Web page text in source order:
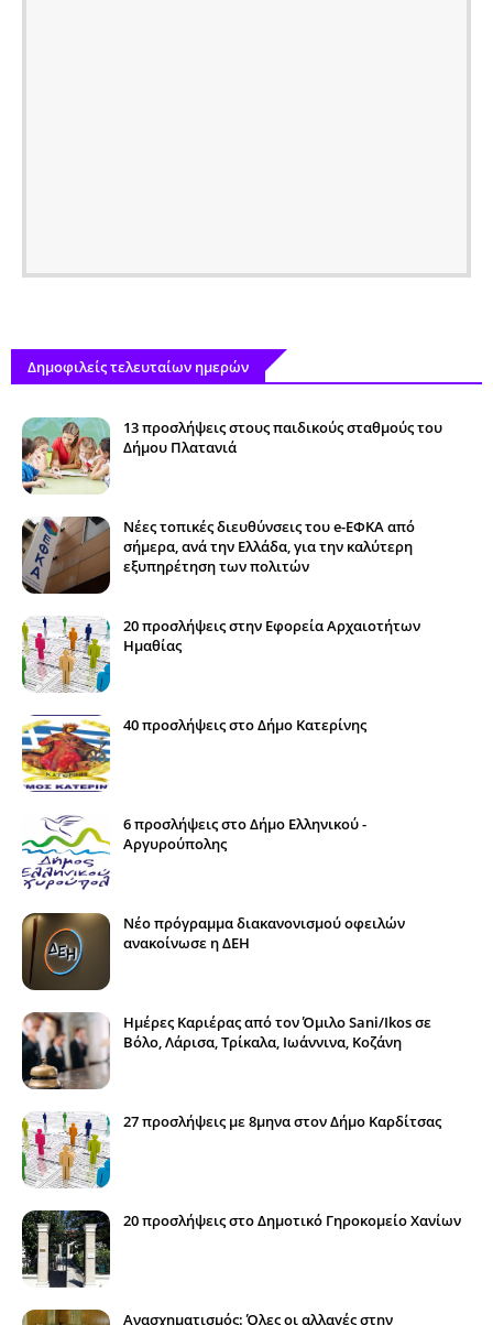
Δημοφιλείς τελευταίων ημερών
13 προσλήψεις στους παιδικούς σταθμούς του
Δήμου Πλατανιά
Νέες τοπικές διευθύνσεις του e-ΕΦΚΑ από
σήμερα, ανά την Ελλάδα, για την καλύτερη
εξυπηρέτηση των πολιτών
20 προσλήψεις στην Εφορεία Αρχαιοτήτων
Ημαθίας
40 προσλήψεις στο Δήμο Κατερίνης
6 προσλήψεις στο Δήμο Ελληνικού -
Αργυρούπολης
Νέο πρόγραμμα διακανονισμού οφειλών
ανακοίνωσε η ΔΕΗ
Ημέρες Καριέρας από τον Όμιλο Sani/Ikos σε
Βόλο, Λάρισα, Τρίκαλα, Ιωάννινα, Κοζάνη
27 προσλήψεις με 8μηνα στον Δήμο Καρδίτσας
20 προσλήψεις στο Δημοτικό Γηροκομείο Χανίων
Ανασχηματισμός: Όλες οι αλλαγές στην